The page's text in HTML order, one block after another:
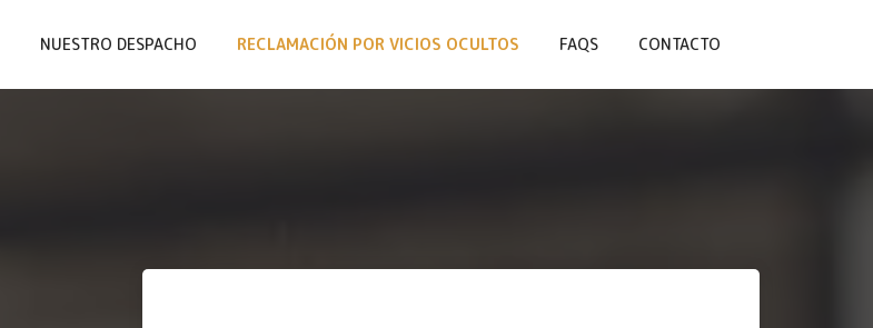
NUESTRO DESPACHO RECLAMACIÓN POR VICIOS OCULTOS FAQS CONTACTO